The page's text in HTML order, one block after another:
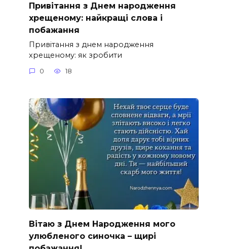
Привітання з Днем народження
хрещеному: найкращі слова і
побажання
Привітання з днем народження
хрещеному: як зробити
0 18
Вітаю з Днем Народження мого
улюбленого синочка – щирі